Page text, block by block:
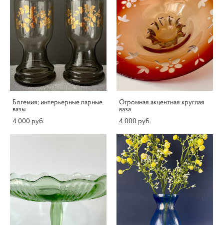
Богемия; интерьерные парные
вазы
4 000 pуб.
Огромная акцентная круглая
ваза
4 000 pуб.